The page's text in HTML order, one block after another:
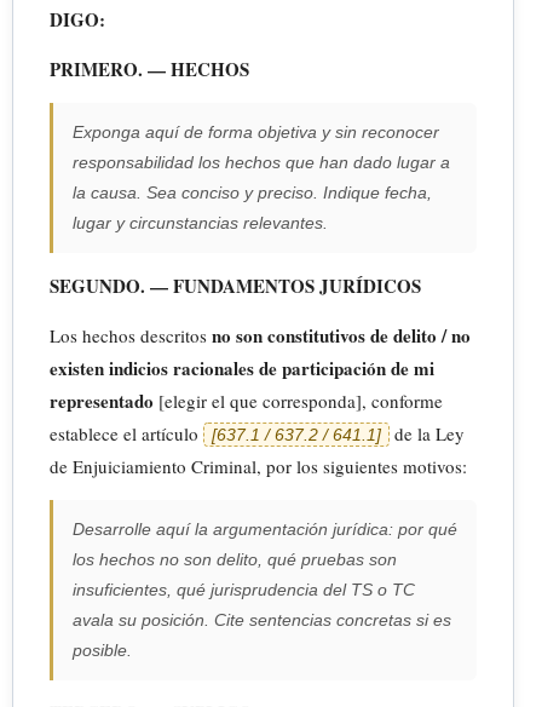
DIGO:
PRIMERO. — HECHOS
Exponga aquí de forma objetiva y sin reconocer
responsabilidad los hechos que han dado lugar a
la causa. Sea conciso y preciso. Indique fecha,
lugar y circunstancias relevantes.
SEGUNDO. — FUNDAMENTOS JURÍDICOS
Los hechos descritos no son constitutivos de delito / no
existen indicios racionales de participación de mi
representado [elegir el que corresponda], conforme
establece el artículo
[637.1 / 637.2 / 641.1]
de la Ley
de Enjuiciamiento Criminal, por los siguientes motivos:
Desarrolle aquí la argumentación jurídica: por qué
los hechos no son delito, qué pruebas son
insuficientes, qué jurisprudencia del TS o TC
avala su posición. Cite sentencias concretas si es
posible.